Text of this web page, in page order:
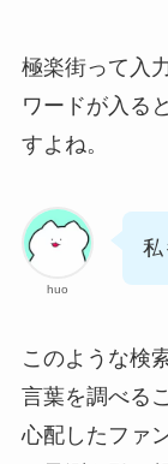
極楽街って入
ワードが入る
すよね。
huo
私
このような検
言葉を調べる
心配したファ